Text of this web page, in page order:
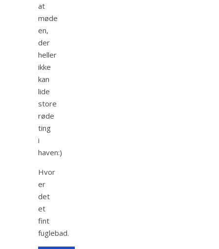
at
møde
en,
der
heller
ikke
kan
lide
store
røde
ting
i
haven:)
Hvor
er
det
et
fint
fuglebad.